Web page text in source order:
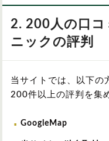
2. 200人の口コ
ニックの評判
当サイトでは、以下の
200件以上の評判を集
GoogleMap